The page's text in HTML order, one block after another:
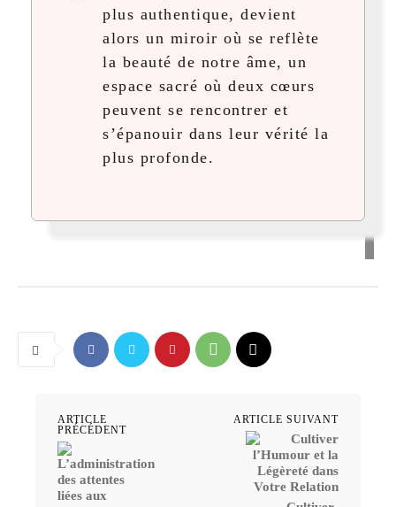
plus authentique, devient
alors un miroir où se reflète
la beauté de notre âme, un
espace sacré où deux cœurs
peuvent se rencontrer et
s’épanouir dans leur vérité la
plus profonde.
ARTICLE
PRÉCÉDENT
ARTICLE SUIVANT